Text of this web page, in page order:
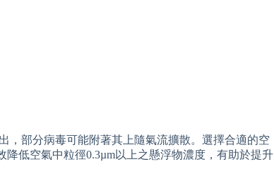
，部分病毒可能附著其上隨氣流擴散。選擇合適的空
低空氣中粒徑0.3µm以上之懸浮物濃度，有助於提升